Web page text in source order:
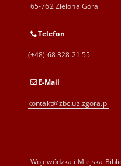
65-762 Zielona Góra
Telefon
(+48) 68 328 21 55
E-Mail
kontakt@zbc.uz.zgora.pl
Wojewódzka i Miejska